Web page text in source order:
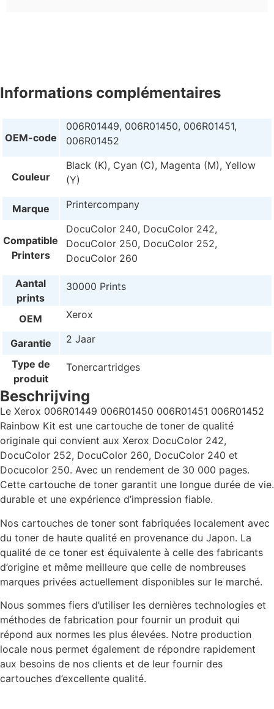
Informations complémentaires
OEM-code
006R01449, 006R01450, 006R01451,
006R01452
Couleur
Black (K), Cyan (C), Magenta (M), Yellow
(Y)
Marque Printercompany
Compatible
Printers
DocuColor 240, DocuColor 242,
DocuColor 250, DocuColor 252,
DocuColor 260
Aantal
prints
30000 Prints
OEM Xerox
Garantie 2 Jaar
Type de
produit
Tonercartridges
Beschrijving
Le Xerox 006R01449 006R01450 006R01451 006R01452
Rainbow Kit est une cartouche de toner de qualité
originale qui convient aux Xerox DocuColor 242,
DocuColor 252, DocuColor 260, DocuColor 240 et
Docucolor 250. Avec un rendement de 30 000 pages.
Cette cartouche de toner garantit une longue durée de vie.
durable et une expérience d’impression fiable.
Nos cartouches de toner sont fabriquées localement avec
du toner de haute qualité en provenance du Japon. La
qualité de ce toner est équivalente à celle des fabricants
d’origine et même meilleure que celle de nombreuses
marques privées actuellement disponibles sur le marché.
Nous sommes fiers d’utiliser les dernières technologies et
méthodes de fabrication pour fournir un produit qui
répond aux normes les plus élevées. Notre production
locale nous permet également de répondre rapidement
aux besoins de nos clients et de leur fournir des
cartouches d’excellente qualité.